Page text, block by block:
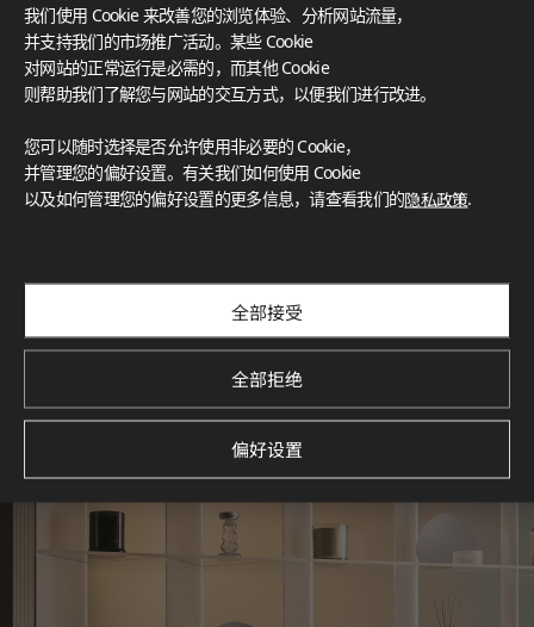
What These Certifications Mean
灵感画廊
我们使用 Cookie 来改善您的浏览体验、分析网站流量，
并支持我们的市场推广活动。某些 Cookie
对网站的正常运行是必需的，而其他 Cookie
则帮助我们了解您与网站的交互方式，以便我们进行改进。
您可以随时选择是否允许使用非必要的 Cookie，
并管理您的偏好设置。有关我们如何使用 Cookie
以及如何管理您的偏好设置的更多信息，请查看我们的隐私政策.
全部接受
全部拒绝
偏好设置